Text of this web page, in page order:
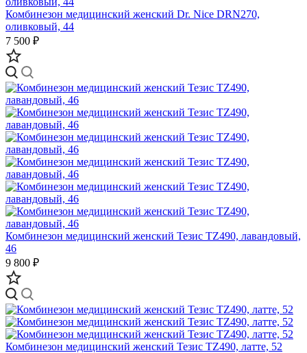
Комбинезон медицинский женский Dr. Nice DRN270,
оливковый, 44
7 500 ₽
Комбинезон медицинский женский Тезис TZ490, лавандовый,
46
9 800 ₽
Комбинезон медицинский женский Тезис TZ490, латте, 52